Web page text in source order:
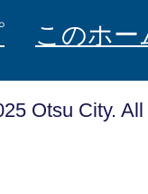
このホ
Otsu City.